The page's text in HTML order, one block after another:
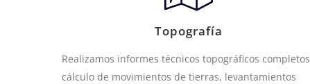
Topografía
Realizamos informes técnicos topográficos
cálculo de movimientos de tierras, levantamientos